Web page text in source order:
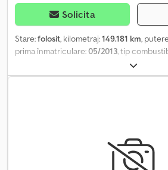
Solicita
Stare:folosit, kilometraj:149.181 km,
prima înmatriculare:05/2013, tip
, următoarea inspecție
albastru, tip de angrenaj:mecanic, clasă
platformei: 2,43 m * Înălțime internă a
Greutate proprie: 5400 kg – Greutate
utilă: 2015 kg – Ampatament: 4300 mm *